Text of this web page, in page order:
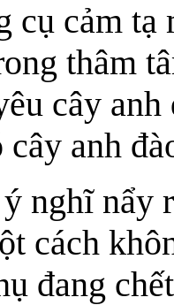
cụ cảm
thâm
cây
anh
nghĩ nẩy
cách
đang